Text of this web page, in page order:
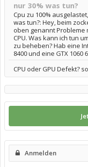
nur 30% was tun?
Cpu zu 100%
was tun?: Hey, beim
oben genannt Probleme
CPU. Was kann ich tun
zu beheben? Hab eine
8400 und eine GTX 1060
CPU oder GPU Defekt?
Anmelden